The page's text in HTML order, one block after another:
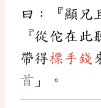
曰：『顯兄
『從佗在
帶得標手錢
首 」。